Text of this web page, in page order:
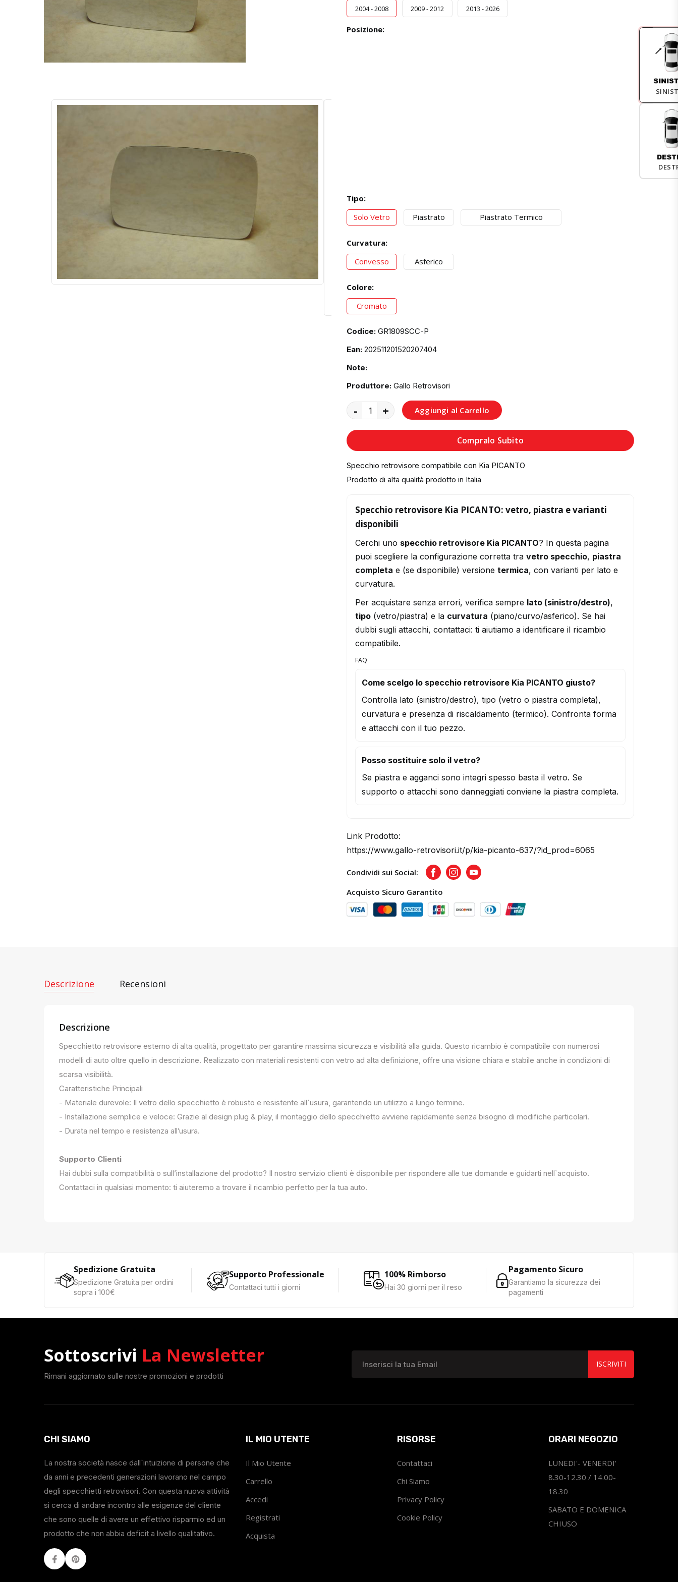
2004 - 2008 2009 - 2012 2013 - 2026
Posizione:
Tipo:
Solo Vetro
Piastrato Piastrato Termico
Curvatura:
Convesso
Asferico
Colore:
Cromato
Codice: GR1809SCC-P
Ean: 202511201520207404
Note:
Produttore: Gallo Retrovisori
- + Aggiungi al Carrello
Compralo Subito
Specchio retrovisore compatibile con Kia PICANTO
Prodotto di alta qualità prodotto in Italia
Specchio retrovisore Kia PICANTO: vetro, piastra e varianti
disponibili
Cerchi uno specchio retrovisore Kia PICANTO? In questa pagina
puoi scegliere la configurazione corretta tra vetro specchio, piastra
completa e (se disponibile) versione termica, con varianti per lato e
curvatura.
Per acquistare senza errori, verifica sempre lato (sinistro/destro),
tipo (vetro/piastra) e la curvatura (piano/curvo/asferico). Se hai
dubbi sugli attacchi, contattaci: ti aiutiamo a identificare il ricambio
compatibile.
FAQ
Come scelgo lo specchio retrovisore Kia PICANTO giusto?
Controlla lato (sinistro/destro), tipo (vetro o piastra completa),
curvatura e presenza di riscaldamento (termico). Confronta forma
e attacchi con il tuo pezzo.
Posso sostituire solo il vetro?
Se piastra e agganci sono integri spesso basta il vetro. Se
supporto o attacchi sono danneggiati conviene la piastra completa.
Link Prodotto:
https://www.gallo-retrovisori.it/p/kia-picanto-637/?id_prod=6065
Condividi sui Social: FacebookInstagramYoutube
Acquisto Sicuro Garantito
Descrizione Recensioni
Descrizione
Specchietto retrovisore esterno di alta qualità, progettato per garantire massima sicurezza e visibilità alla guida. Questo ricambio è compatibile con numerosi
modelli di auto oltre quello in descrizione. Realizzato con materiali resistenti con vetro ad alta definizione, offre una visione chiara e stabile anche in condizioni di
scarsa visibilità.
Caratteristiche Principali
- Materiale durevole: Il vetro dello specchietto è robusto e resistente all`usura, garantendo un utilizzo a lungo termine.
- Installazione semplice e veloce: Grazie al design plug & play, il montaggio dello specchietto avviene rapidamente senza bisogno di modifiche particolari.
- Durata nel tempo e resistenza all’usura.
Supporto Clienti
Hai dubbi sulla compatibilità o sull’installazione del prodotto? Il nostro servizio clienti è disponibile per rispondere alle tue domande e guidarti nell`acquisto.
Contattaci in qualsiasi momento: ti aiuteremo a trovare il ricambio perfetto per la tua auto.
Spedizione Gratuita
Spedizione Gratuita per ordini
sopra i 100€
Supporto Professionale
Contattaci tutti i giorni
100% Rimborso
Hai 30 giorni per il reso
Pagamento Sicuro
Garantiamo la sicurezza dei
pagamenti
Sottoscrivi La Newsletter
Rimani aggiornato sulle nostre promozioni e prodotti
ISCRIVITI
CHI SIAMO
La nostra società nasce dall`intuizione di persone che
da anni e precedenti generazioni lavorano nel campo
degli specchietti retrovisori. Con questa nuova attività
si cerca di andare incontro alle esigenze del cliente
che sono quelle di avere un effettivo risparmio ed un
prodotto che non abbia deficit a livello qualitativo.
FacebookYoutube
IL MIO UTENTE
Il Mio Utente
Carrello
Accedi
Registrati
Acquista
RISORSE
Contattaci
Chi Siamo
Privacy Policy
Cookie Policy
ORARI NEGOZIO
LUNEDI'- VENERDI'
8.30-12.30 / 14.00-
18.30
SABATO E DOMENICA
CHIUSO